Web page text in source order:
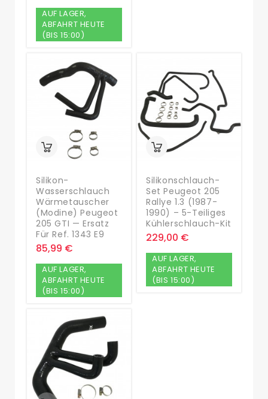
AUF LAGER,
ABFAHRT HEUTE
(BIS 15:00)
Silikon-
Wasserschlauch
Wärmetauscher
(Modine) Peugeot
205 GTI — Ersatz
Für Ref. 1343 E9
85,99 €
AUF LAGER,
ABFAHRT HEUTE
(BIS 15:00)
Silikonschlauch-
Set Peugeot 205
Rallye 1.3 (1987-
1990) – 5-Teiliges
Kühlerschlauch-Kit
229,00 €
AUF LAGER,
ABFAHRT HEUTE
(BIS 15:00)